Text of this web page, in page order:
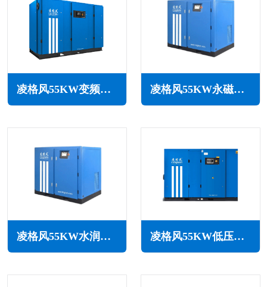
凌格风55KW变频空压机LSV系列 凌格风55KW永磁变频无油水润滑空压机LSW PM系列
凌格风55KW水润滑无油空压机LSW系列 凌格风55KW低压空压机LS LP系列